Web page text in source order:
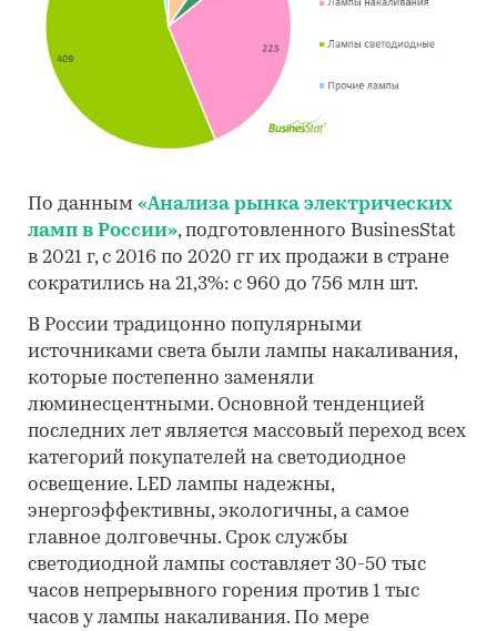
По данным «Анализа рынка электрических
ламп в России», подготовленного BusinesStat
в 2021 г, с 2016 по 2020 гг их продажи в стране
сократились на 21,3%: с 960 до 756 млн шт.
В России традицонно популярными
источниками света были лампы накаливания,
которые постепенно заменяли
люминесцентными. Основной тенденцией
последних лет является массовый переход всех
категорий покупателей на светодиодное
освещение. LED лампы надежны,
энергоэффективны, экологичны, а самое
главное долговечны. Срок службы
светодиодной лампы составляет 30-50 тыс
часов непрерывного горения против 1 тыс
часов у лампы накаливания. По мере